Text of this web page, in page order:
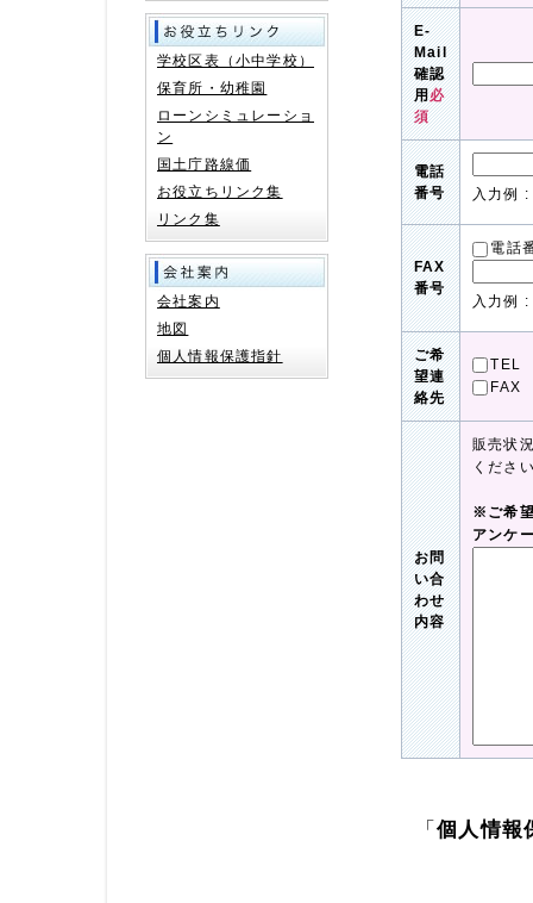
E-
Mail
確認
用必
須
電話
番号
入力例
FAX
番号
電話
入力例
ご希
望連
絡先
TEL
FAX
お問
い合
わせ
内容
販売状
くださ
※ご希
アンケ
「個人情報
学校区表（小中学校）
保育所・幼稚園
ローンシミュレーショ
ン
国土庁路線価
お役立ちリンク集
リンク集
会社案内
地図
個人情報保護指針